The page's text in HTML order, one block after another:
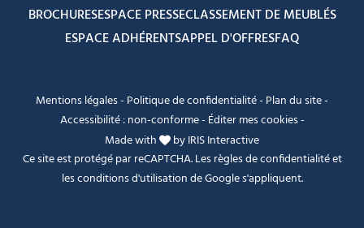
BROCHURESESPACE PRESSECLASSEMENT DE MEUBLÉS
ESPACE ADHÉRENTSAPPEL D'OFFRESFAQ
Mentions légales- Politique de confidentialité- Plan du site-
Accessibilité : non-conforme- Éditer mes cookies-
Made with
byIRIS Interactive
Ce site est protégé par reCAPTCHA. Lesrègles de confidentialitéet
lesconditions d'utilisationde Google s'appliquent.